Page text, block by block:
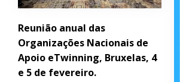
Reunião anual das
Organizações Nacionais de
Apoio eTwinning, Bruxelas, 4
e 5 de fevereiro.